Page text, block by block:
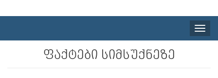
Toggle
ფაქტები სიმსუქნეზე